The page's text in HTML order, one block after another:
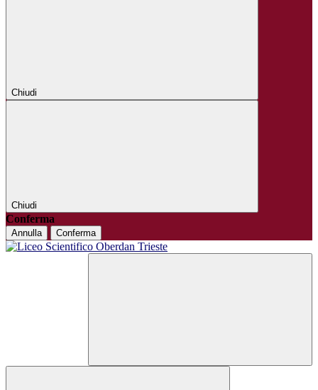
Chiudi
Chiudi
Conferma
Annulla Conferma